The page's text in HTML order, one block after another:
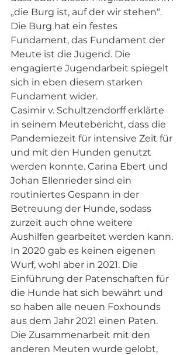
„die Burg ist, auf der wir stehen“.
Die Burg hat ein festes
Fundament, das Fundament der
Meute ist die Jugend. Die
engagierte Jugendarbeit spiegelt
sich in eben diesem starken
Fundament wider.
Casimir v. Schultzendorff erklärte
in seinem Meutebericht, dass die
Pandemiezeit für intensive Zeit für
und mit den Hunden genutzt
werden konnte. Carina Ebert und
Johan Ellenrieder sind ein
routiniertes Gespann in der
Betreuung der Hunde, sodass
zurzeit auch ohne weitere
Aushilfen gearbeitet werden kann.
In 2020 gab es keinen eigenen
Wurf, wohl aber in 2021. Die
Einführung der Patenschaften für
die Hunde hat sich bewährt und
so haben alle neuen Foxhounds
aus dem Jahr 2021 einen Paten.
Die Zusammenarbeit mit den
anderen Meuten wurde gelobt,